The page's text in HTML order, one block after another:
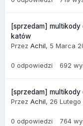
[sprzedam]
katów
Przez Achil, 5 Marca
0 odpowiedzi 692
[sprzedam]
Przez Achil, 26 Lutego
0 odpowiedzi 764